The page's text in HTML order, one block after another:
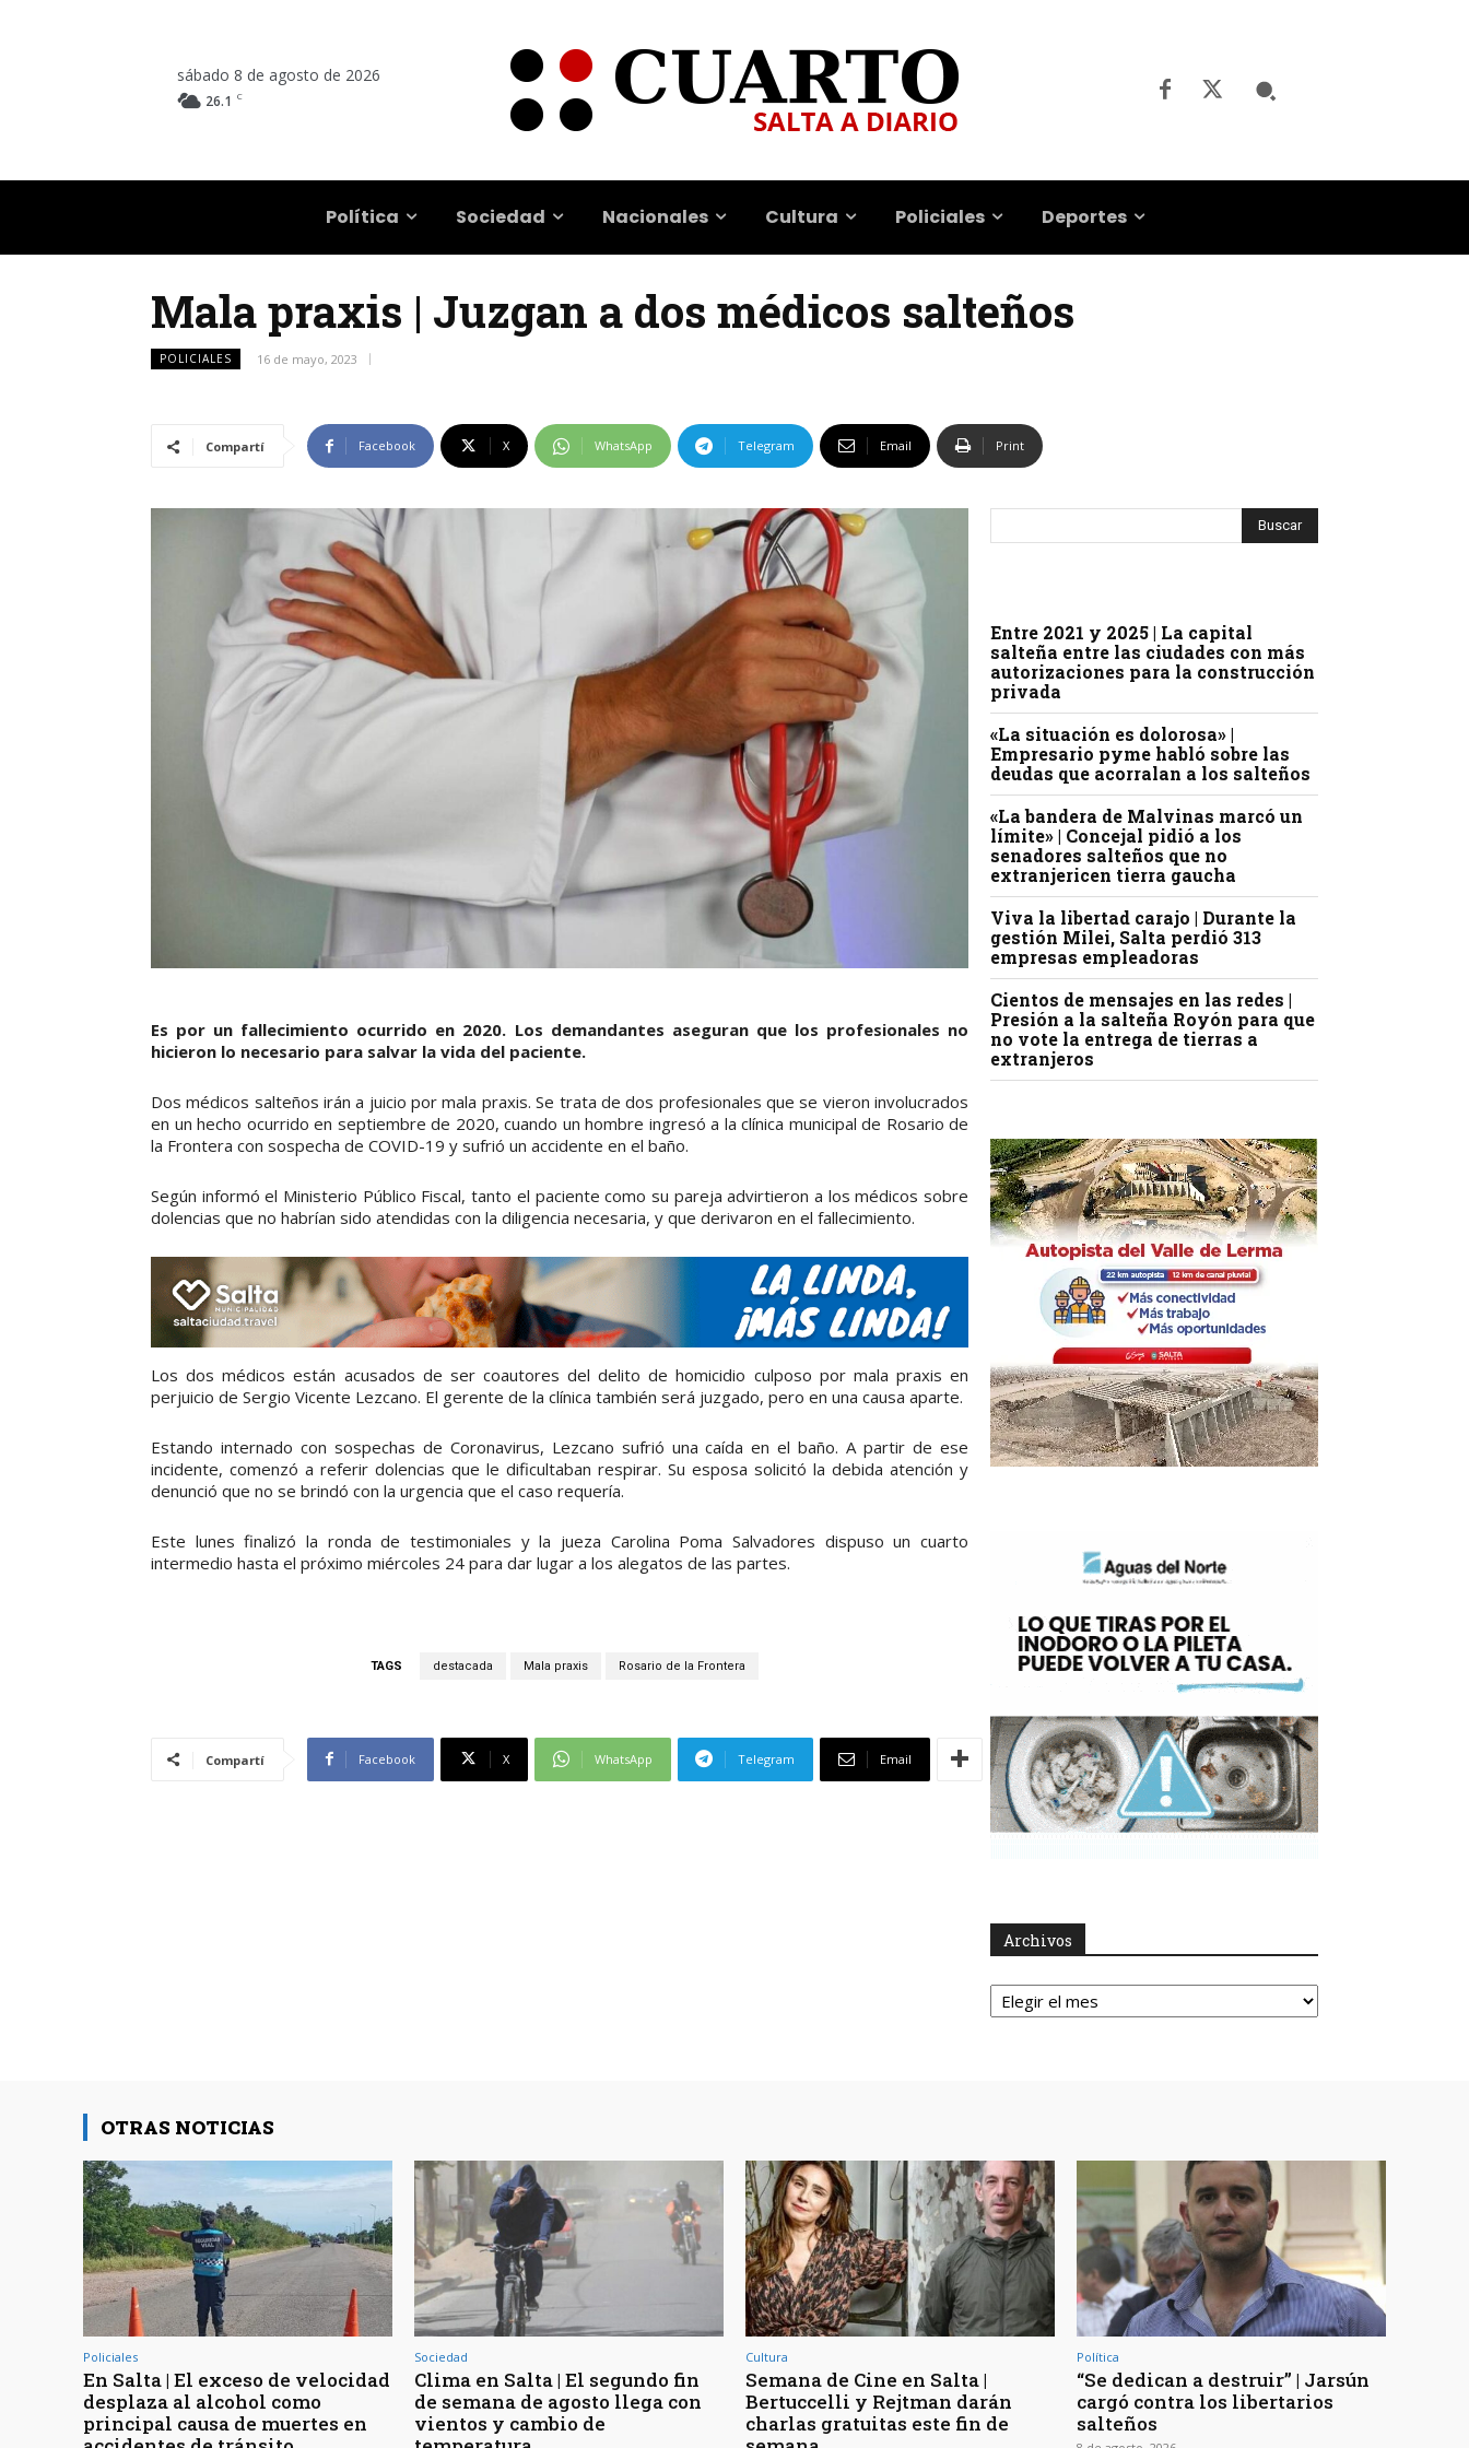
sábado 8 de agosto de 2026
26.1 C
Política Sociedad Nacionales Cultura Policiales Deportes
Mala praxis | Juzgan a dos médicos salteños
POLICIALES 16 de mayo, 2023
Compartí Facebook X WhatsApp Telegram Email Print
Es por un fallecimiento ocurrido en 2020. Los demandantes aseguran que los profesionales no
hicieron lo necesario para salvar la vida del paciente.
Dos médicos salteños irán a juicio por mala praxis. Se trata de dos profesionales que se vieron involucrados
en un hecho ocurrido en septiembre de 2020, cuando un hombre ingresó a la clínica municipal de Rosario de
la Frontera con sospecha de COVID-19 y sufrió un accidente en el baño.
Según informó el Ministerio Público Fiscal, tanto el paciente como su pareja advirtieron a los médicos sobre
dolencias que no habrían sido atendidas con la diligencia necesaria, y que derivaron en el fallecimiento.
Los dos médicos están acusados de ser coautores del delito de homicidio culposo por mala praxis en
perjuicio de Sergio Vicente Lezcano. El gerente de la clínica también será juzgado, pero en una causa aparte.
Estando internado con sospechas de Coronavirus, Lezcano sufrió una caída en el baño. A partir de ese
incidente, comenzó a referir dolencias que le dificultaban respirar. Su esposa solicitó la debida atención y
denunció que no se brindó con la urgencia que el caso requería.
Este lunes finalizó la ronda de testimoniales y la jueza Carolina Poma Salvadores dispuso un cuarto
intermedio hasta el próximo miércoles 24 para dar lugar a los alegatos de las partes.
TAGS destacada Mala praxis Rosario de la Frontera
Compartí Facebook X WhatsApp Telegram Email
Entre 2021 y 2025 | La capital
salteña entre las ciudades con más
autorizaciones para la construcción
privada
«La situación es dolorosa» |
Empresario pyme habló sobre las
deudas que acorralan a los salteños
«La bandera de Malvinas marcó un
límite» | Concejal pidió a los
senadores salteños que no
extranjericen tierra gaucha
Viva la libertad carajo | Durante la
gestión Milei, Salta perdió 313
empresas empleadoras
Cientos de mensajes en las redes |
Presión a la salteña Royón para que
no vote la entrega de tierras a
extranjeros
Archivos
Archivos
OTRAS NOTICIAS
Policiales
En Salta | El exceso de velocidad
desplaza al alcohol como
principal causa de muertes en
Sociedad
Clima en Salta | El segundo fin
de semana de agosto llega con
vientos y cambio de
Cultura
Semana de Cine en Salta |
Bertuccelli y Rejtman darán
charlas gratuitas este fin de
Política
“Se dedican a destruir” | Jarsún
cargó contra los libertarios
salteños